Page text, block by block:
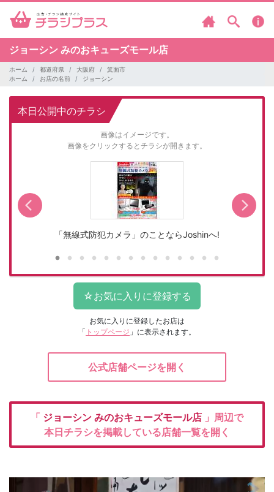
ジョーシン みのおキューズモール店
ホーム 都道府県 大阪府
箕面市
ホーム
お店の名前 ジョーシン
本日公開中のチラシ
画像はイメージです。
画像をクリックするとチラシが開きます。
「無線式防犯カメラ」のことならJoshinへ!
お気に入りに登録したお店は
「 トップページ 」に表示されます。
公式店舗ページを開く
「 ジョーシン みのおキューズモール店 」周辺で
本日チラシを掲載している店舗一覧を開く